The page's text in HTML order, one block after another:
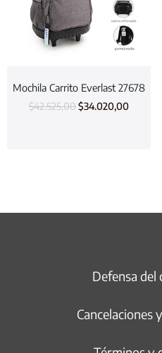
Mochila Carrito Everlast 27678
$42.525,00$34.020,00
Defensa del
Cancelaciones